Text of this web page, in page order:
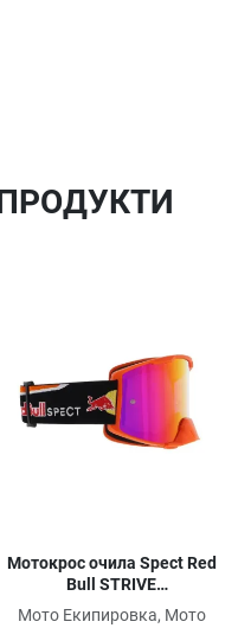
View
Мотокрос очила Spect Red
Bull STRIVE
ORANGE/IRIDIUM
Мото Екипировка, Мото